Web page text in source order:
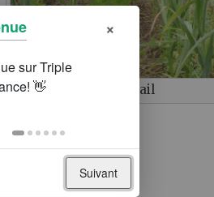
Association céleri et ail
×
Suivant